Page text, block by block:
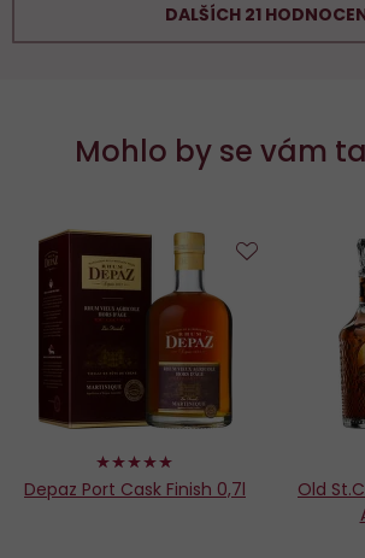
DALŠÍCH 21
Mohlo by se vám
100%
Depaz Port Cask Finish 0,7l
oblíbených
Old